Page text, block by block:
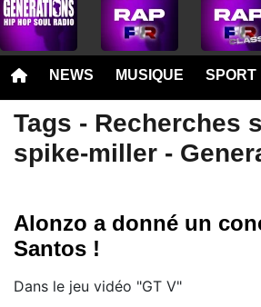
NEWS MUSIQUE SPORT
Tags - Recherches
spike-miller -
Alonzo a donné un
Santos !
Dans le jeu vidéo "GT V"